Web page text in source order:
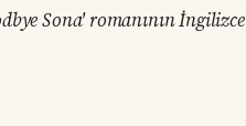
Sona' romanının İngilizce